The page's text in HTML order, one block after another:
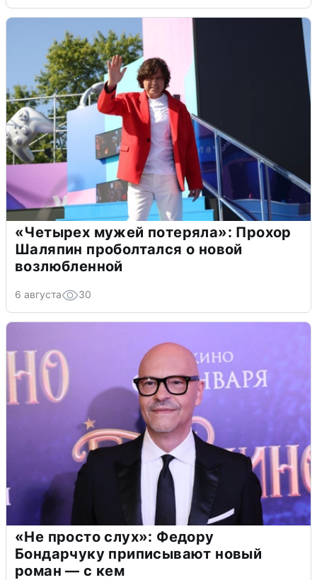
«Четырех мужей потеряла»: Прохор
Шаляпин проболтался о новой
возлюбленной
6 августа 30
«Не просто слух»: Федору
Бондарчуку приписывают новый
роман — с кем